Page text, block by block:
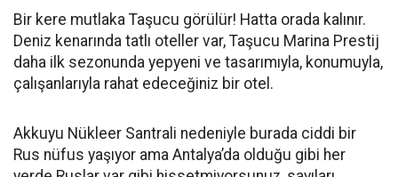
Bir kere mutlaka Taşucu görülür! Hatta orada kalınır.
Deniz kenarında tatlı oteller var, Taşucu Marina Prestij
daha ilk sezonunda yepyeni ve tasarımıyla, konumuyla,
çalışanlarıyla rahat edeceğiniz bir otel.
Akkuyu Nükleer Santrali nedeniyle burada ciddi bir
Rus nüfus yaşıyor ama Antalya’da olduğu gibi her